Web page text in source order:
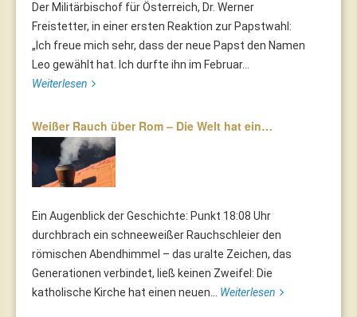
Der Militärbischof für Österreich, Dr. Werner
Freistetter, in einer ersten Reaktion zur Papstwahl:
„Ich freue mich sehr, dass der neue Papst den Namen
Leo gewählt hat. Ich durfte ihn im Februar...
Weiterlesen
Weißer Rauch über Rom – Die Welt hat ein…
Ein Augenblick der Geschichte: Punkt 18:08 Uhr
durchbrach ein schneeweißer Rauchschleier den
römischen Abendhimmel – das uralte Zeichen, das
Generationen verbindet, ließ keinen Zweifel: Die
katholische Kirche hat einen neuen... Weiterlesen